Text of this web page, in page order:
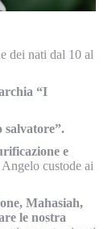
dei nati dal 10 al
“I
salvatore”.
e
custode ai
Mahasiah,
le nostra